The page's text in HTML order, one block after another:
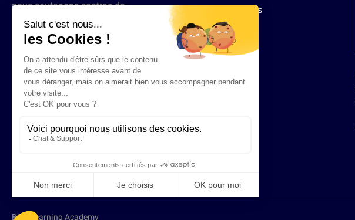
nous soutenons centres de
formation et écoles en leur
apportant des formateurs
rigoureusement sélectionnés,
assurant un apprentissage
adapté aux besoins des métiers
du tertiaire.
Mentions Légales
RGPD
Biyn Learning Academy